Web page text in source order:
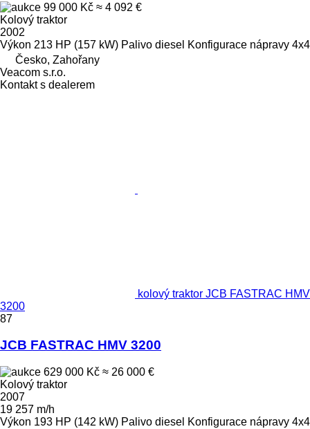
99 000 Kč ≈ 4 092 €
Kolový traktor
2002
Výkon 213 HP (157 kW) Palivo diesel Konfigurace nápravy 4x4
Česko, Zahořany
Veacom s.r.o.
Kontakt s dealerem
kolový traktor JCB FASTRAC HMV
3200
87
JCB FASTRAC HMV 3200
629 000 Kč ≈ 26 000 €
Kolový traktor
2007
19 257 m/h
Výkon 193 HP (142 kW) Palivo diesel Konfigurace nápravy 4x4